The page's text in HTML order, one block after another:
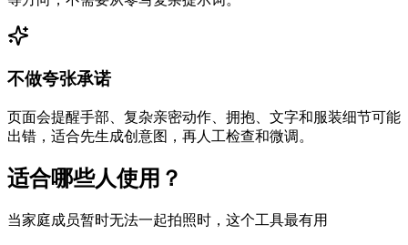
不做夸张承诺
页面会提醒手部、复杂亲密动作、拥抱、文字和服装细节可能
出错，适合先生成创意图，再人工检查和微调。
适合哪些人使用？
当家庭成员暂时无法一起拍照时，这个工具最有用